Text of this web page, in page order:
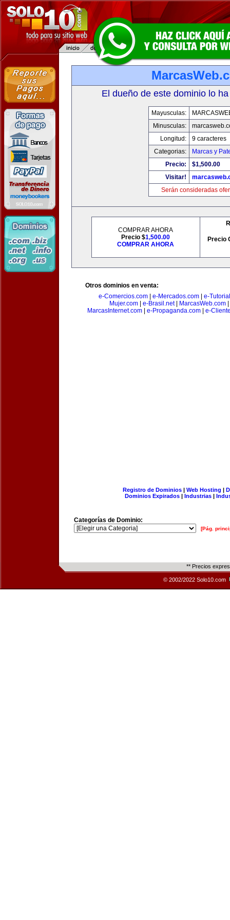
El dueño de este dominio lo
Mayusculas:
Minusculas:
Longitud:
9 caracteres
Categorias:
Marcas y
Precio:
$1,500.00
Visitar!
Serán consideradas
COMPRAR AHORA
Precio $1,500.00
COMPRAR AHORA
Precio
Otros dominios en venta:
e-Comercios.com| e-Mercados.com| e-
Mujer.com
e-Brasil.net| MarcasWeb.com
MarcasInternet.com| e-Propaganda.com| e-
Registro de Dominios| Web Hosting |
Dominios Expirados | Industrias |
Categorías de Dominio:
[Pág.
** Precios
© 2002/2022 Solo10.com